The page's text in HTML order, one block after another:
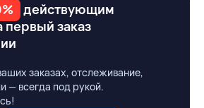
действующим
первый заказ
заказах, отслеживание,
— всегда под рукой.